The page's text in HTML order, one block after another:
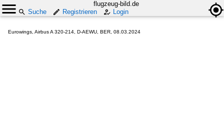
flugzeug-bild.de
Suche
Registrieren Login
Eurowings, Airbus A 320-214, D-AEWU, BER, 08.03.2024